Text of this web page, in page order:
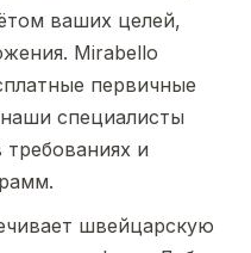
ваших целей,
Mirabello
первичные
специалисты
требованиях и
швейцарскую